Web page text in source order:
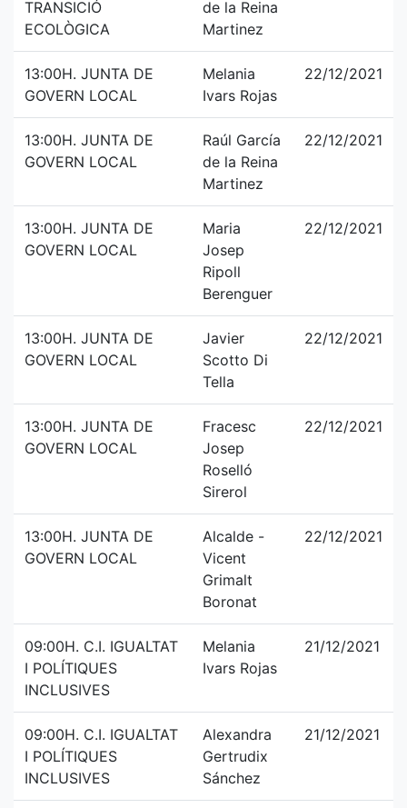
TRANSICIÓ
ECOLÒGICA
de la Reina
Martinez
13:00H. JUNTA DE
GOVERN LOCAL
Melania
Ivars Rojas
22/12/2021
13:00H. JUNTA DE
GOVERN LOCAL
Raúl García
de la Reina
Martinez
22/12/2021
13:00H. JUNTA DE
GOVERN LOCAL
Maria
Josep
Ripoll
Berenguer
22/12/2021
13:00H. JUNTA DE
GOVERN LOCAL
Javier
Scotto Di
Tella
22/12/2021
13:00H. JUNTA DE
GOVERN LOCAL
Fracesc
Josep
Roselló
Sirerol
22/12/2021
13:00H. JUNTA DE
GOVERN LOCAL
Alcalde -
Vicent
Grimalt
Boronat
22/12/2021
09:00H. C.I. IGUALTAT
I POLÍTIQUES
INCLUSIVES
Melania
Ivars Rojas
21/12/2021
09:00H. C.I. IGUALTAT
I POLÍTIQUES
INCLUSIVES
Alexandra
Gertrudix
Sánchez
21/12/2021